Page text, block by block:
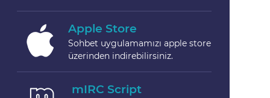
Apple Store
Sohbet uygulamamızı apple store
üzerinden indirebilirsiniz.
mIRC Script